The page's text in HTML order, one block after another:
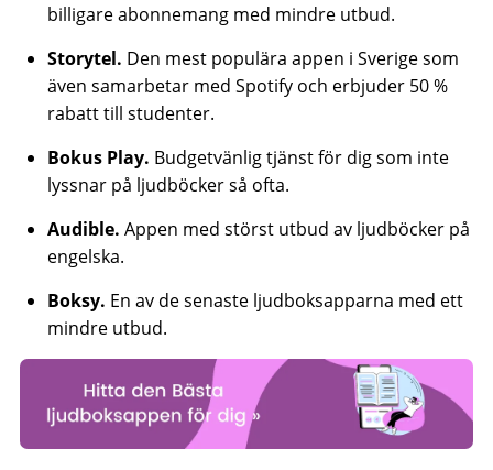
billigare abonnemang med mindre utbud.
Storytel. Den mest populära appen i Sverige som
även samarbetar med Spotify och erbjuder 50 %
rabatt till studenter.
Bokus Play. Budgetvänlig tjänst för dig som inte
lyssnar på ljudböcker så ofta.
Audible. Appen med störst utbud av ljudböcker på
engelska.
Boksy. En av de senaste ljudboksapparna med ett
mindre utbud.